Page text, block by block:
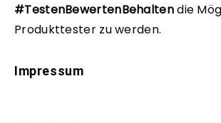
#TestenBewertenBehaltendie
Produkttester zu werden.
Impressum